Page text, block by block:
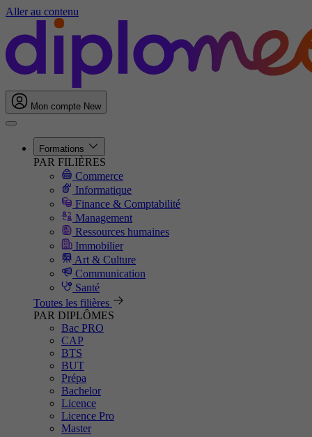
Aller au contenu
Mon compte New
Formations
PAR FILIÈRES
Commerce
Informatique
Finance & Comptabilité
Management
Ressources humaines
Immobilier
Art & Culture
Communication
Santé
Toutes les filières
PAR DIPLÔMES
Bac PRO
CAP
BTS
BUT
Prépa
Bachelor
Licence
Licence Pro
Master